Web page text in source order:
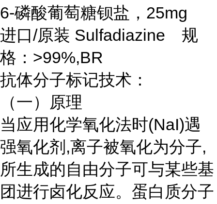
6-磷酸葡萄糖钡盐，25mg
进口/原装 Sulfadiazine 规
格：>99%,BR
抗体分子标记技术：
（一）原理
当应用化学氧化法时(NaI)遇
强氧化剂,离子被氧化为分子,
所生成的自由分子可与某些基
团进行卤化反应。蛋白质分子